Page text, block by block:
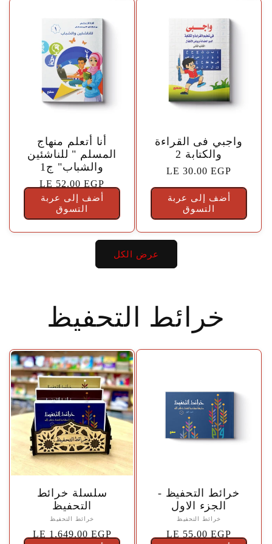
أنا أتعلم منهاج
المسلم " للناشئين
والشباب" ج1
السعر
الاعتيادي
LE 52.00 EGP
أضف إلى عربة
التسوق
واجبي فى القراءة
والكتابة 2
السعر
الاعتيادي
LE 30.00 EGP
أضف إلى عربة
التسوق
عرض الكل
خرائط التحفيظ
سلسلة خرائط
التحفيظ
خرائط التحفيظ
السعر
LE 1,649.00 EGP
خرائط التحفيظ -
الجزء الاول
خرائط التحفيظ
السعر
LE 55.00 EGP